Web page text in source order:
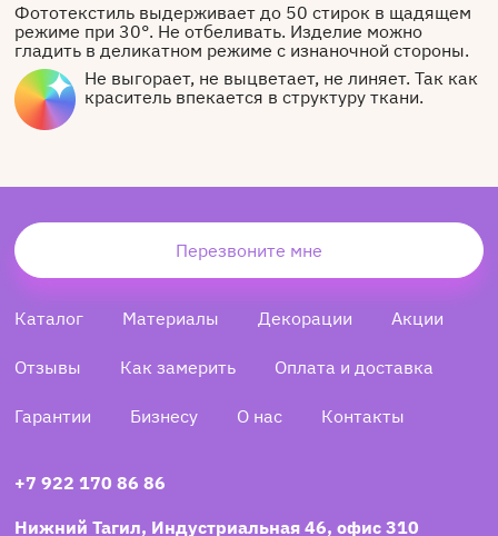
Фототекстиль выдерживает до 50 стирок в щадящем
режиме при 30°. Не отбеливать. Изделие можно
гладить в деликатном режиме с изнаночной стороны.
Не выгорает, не выцветает, не линяет. Так как
краситель впекается в структуру ткани.
Перезвоните мне
Каталог Материалы Декорации Акции
Отзывы Как замерить Оплата и доставка
Гарантии Бизнесу О нас Контакты
+7 922 170 86 86
Нижний Тагил, Индустриальная 46, офис 310